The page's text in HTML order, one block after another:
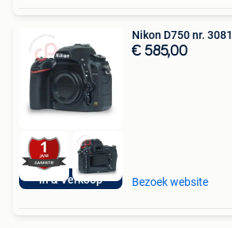
In & Verkoop
Nikon D750 nr. 3081
€ 585,00
Bezoek website